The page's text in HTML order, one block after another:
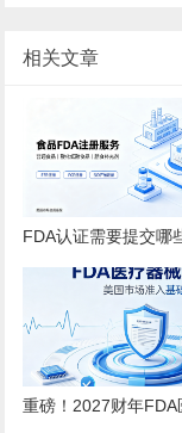
相关文章
FDA认证需要提交哪
2026全品类详细清单
重磅！2027财年FDA